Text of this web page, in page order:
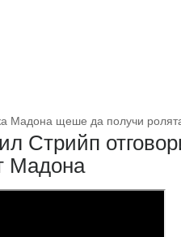
Мадона щеше да получи
Стрийп
Мадона